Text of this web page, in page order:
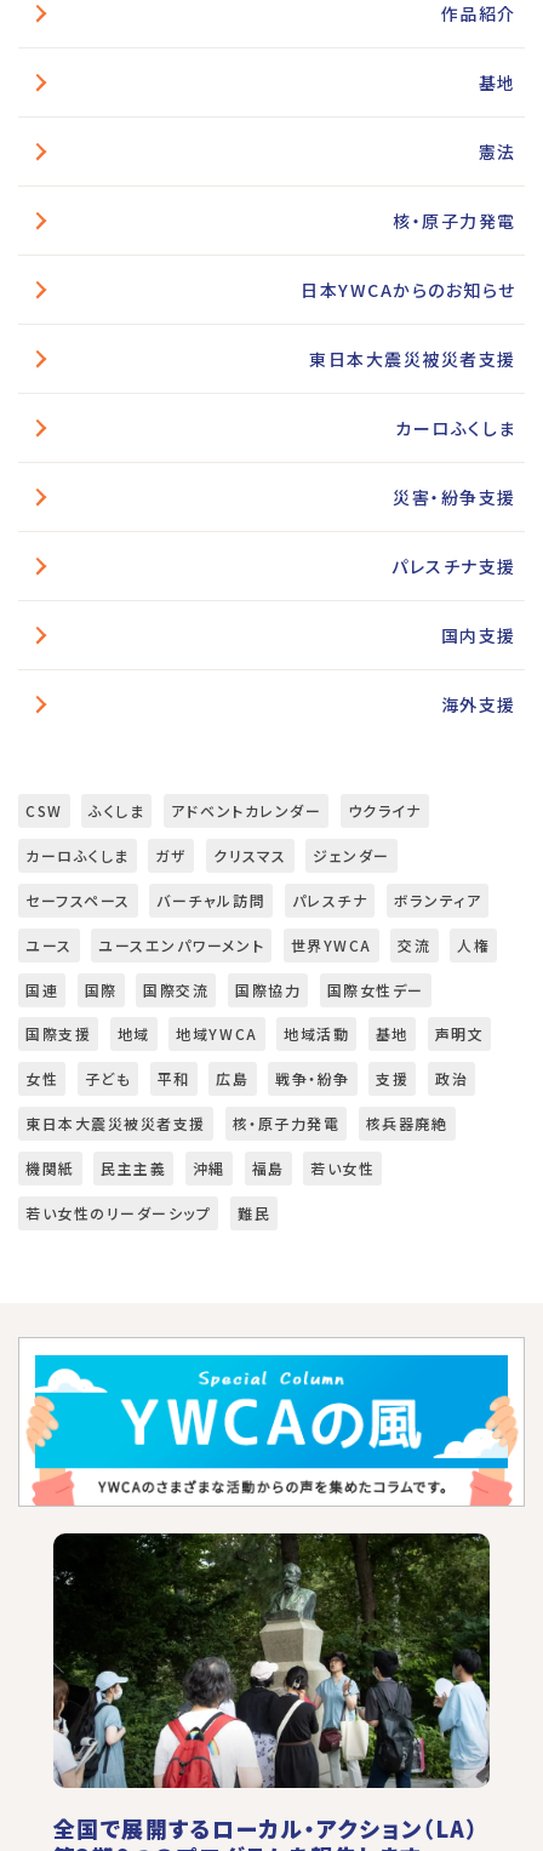
作品紹介
基地
憲法
核・原子力発電
日本YWCAからのお知らせ
東日本大震災被災者支援
カーロふくしま
災害・紛争支援
パレスチナ支援
国内支援
海外支援
CSW ふくしま アドベントカレンダー ウクライナ
カーロふくしま ガザ クリスマス ジェンダー
セーフスペース バーチャル訪問 パレスチナ ボランティア
ユース ユースエンパワーメント 世界YWCA 交流 人権
国連 国際 国際交流 国際協力 国際女性デー
国際支援 地域 地域YWCA 地域活動 基地 声明文
女性 子ども 平和 広島 戦争・紛争 支援 政治
東日本大震災被災者支援 核・原子力発電 核兵器廃絶
機関紙 民主主義 沖縄 福島 若い女性
若い女性のリーダーシップ 難民
全国で展開するローカル・アクション（LA）